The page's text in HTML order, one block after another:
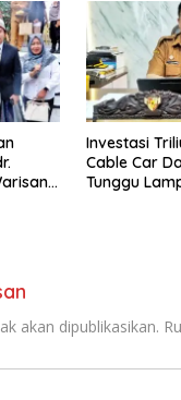
Investasi
Cable Car
Tunggu
akan dipublikasikan.